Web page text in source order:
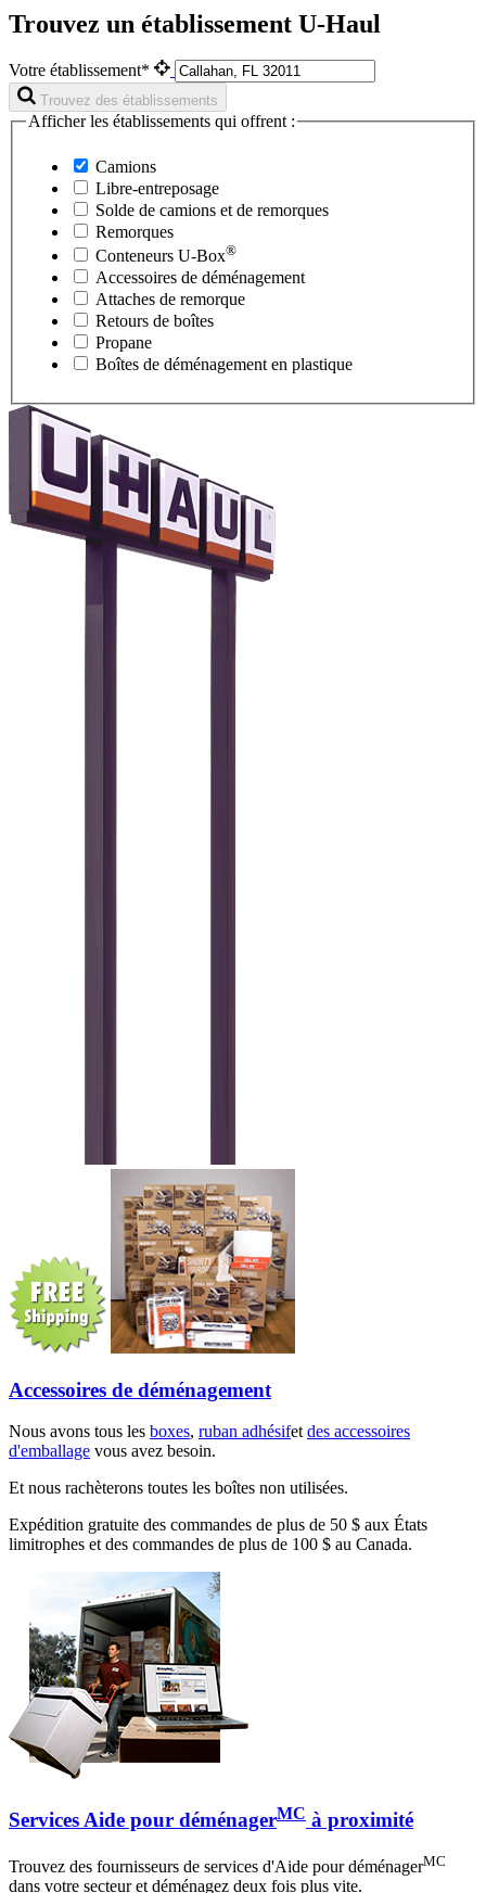
Trouvez un établissement U-Haul
Votre établissement*
Trouvez des établissements
Afficher les établissements qui offrent :
Camions
Libre-entreposage
Solde de camions et de remorques
Remorques
Conteneurs U-Box®
Accessoires de déménagement
Attaches de remorque
Retours de boîtes
Propane
Boîtes de déménagement en plastique
Accessoires de déménagement
Nous avons tous les boxes, ruban adhésifetdes accessoires
d'emballage vous avez besoin.
Et nous rachèterons toutes les boîtes non utilisées.
Expédition gratuite des commandes de plus de 50 $ aux États
limitrophes et des commandes de plus de 100 $ au Canada.
Services Aide pour déménagerMC à proximité
Trouvez des fournisseurs de services d'Aide pour déménagerMC
dans votre secteur et déménagez deux fois plus vite.